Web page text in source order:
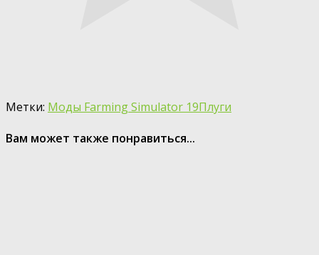
Метки: Моды Farming Simulator 19Плуги
Вам может также понравиться...